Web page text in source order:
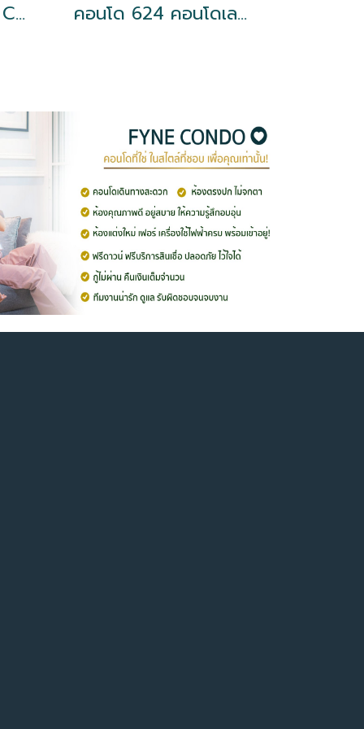
โครงการ Ratchada City 18 ใกล้ MRT ห้วยขวาง คอนโด 624 คอนโดเลท ลาดพร้าว